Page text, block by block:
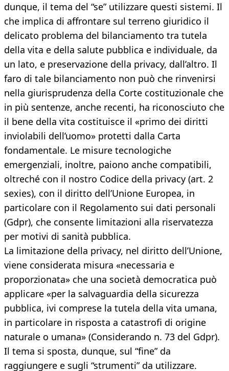
dunque, il tema del “se” utilizzare questi sistemi. Il
che implica di affrontare sul terreno giuridico il
delicato problema del bilanciamento tra tutela
della vita e della salute pubblica e individuale, da
un lato, e preservazione della privacy, dall’altro. Il
faro di tale bilanciamento non può che rinvenirsi
nella giurisprudenza della Corte costituzionale che
in più sentenze, anche recenti, ha riconosciuto che
il bene della vita costituisce il «primo dei diritti
inviolabili dell’uomo» protetti dalla Carta
fondamentale. Le misure tecnologiche
emergenziali, inoltre, paiono anche compatibili,
oltreché con il nostro Codice della privacy (art. 2
sexies), con il diritto dell’Unione Europea, in
particolare con il Regolamento sui dati personali
(Gdpr), che consente limitazioni alla riservatezza
per motivi di sanità pubblica.
La limitazione della privacy, nel diritto dell’Unione,
viene considerata misura «necessaria e
proporzionata» che una società democratica può
applicare «per la salvaguardia della sicurezza
pubblica, ivi comprese la tutela della vita umana,
in particolare in risposta a catastrofi di origine
naturale o umana» (Considerando n. 73 del Gdpr).
Il tema si sposta, dunque, sul “fine” da
raggiungere e sugli “strumenti” da utilizzare.